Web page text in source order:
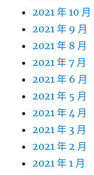
2021 年 10 月
2021 年 9 月
2021 年 8 月
2021 年 7 月
2021 年 6 月
2021 年 5 月
2021 年 4 月
2021 年 3 月
2021 年 2 月
2021 年 1 月